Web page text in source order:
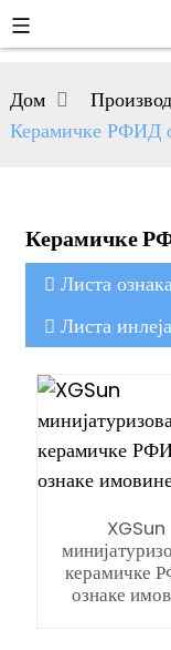
Дом
Керамичке РФИД
Керамичке
Листа
Листа
XGSun
керамичке
ознаке